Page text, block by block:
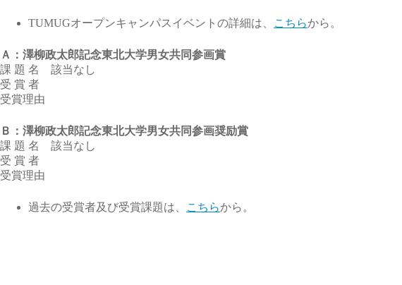
TUMUGオープンキャンパスイベントの詳細は、 こちらから。
Ａ：澤柳政太郎記念東北大学男女共同参画賞
課 題 名 該当なし
受 賞 者
受賞理由
Ｂ：澤柳政太郎記念東北大学男女共同参画奨励賞
課 題 名 該当なし
受 賞 者
受賞理由
過去の受賞者及び受賞課題は、 こちらから。